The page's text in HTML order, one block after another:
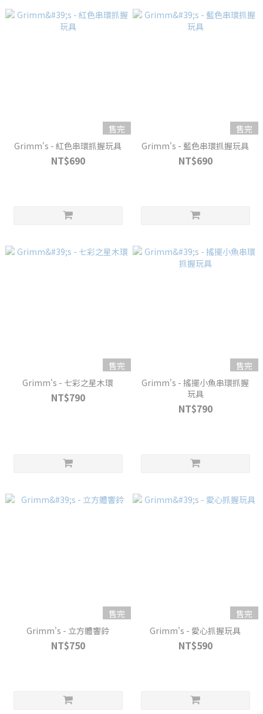
售完
Grimm's - 紅色串環抓握玩具
NT$690
售完
Grimm's - 藍色串環抓握玩具
NT$690
售完
Grimm's - 七彩之星木環
NT$790
售完
Grimm's - 搖擺小魚串環抓握
玩具
NT$790
售完
Grimm's - 立方體響鈴
NT$750
售完
Grimm's - 愛心抓握玩具
NT$590